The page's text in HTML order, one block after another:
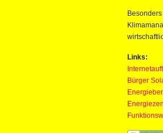
Links:
Bürger